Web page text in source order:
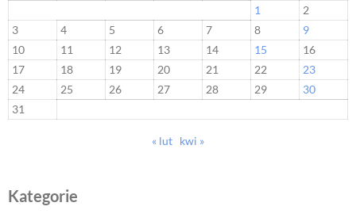
1
2
3
4 5 6 7 8
9
10
11 12 13 14 15
16
17
18 19 20 21 22
23
24
25 26 27 28 29
30
31
« lut kwi »
Kategorie